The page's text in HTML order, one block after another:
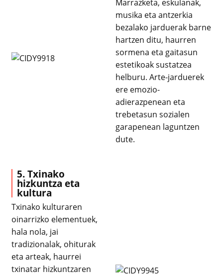
Marrazketa, eskulanak,
musika eta antzerkia
bezalako jarduerak barne
hartzen ditu, haurren
sormena eta gaitasun
estetikoak sustatzea
helburu. Arte-jarduerek
ere emozio-
adierazpenean eta
trebetasun sozialen
garapenean laguntzen
dute.
5. Txinako
hizkuntza eta
kultura
Txinako kulturaren
oinarrizko elementuek,
hala nola, jai
tradizionalak, ohiturak
eta arteak, haurrei
txinatar hizkuntzaren